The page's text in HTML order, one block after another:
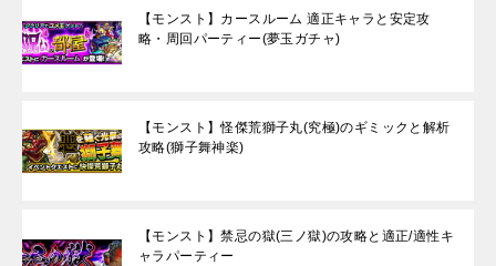
【モンスト】カースルーム 適正キャラと安定攻
略・周回パーティー(夢玉ガチャ)
【モンスト】怪傑荒獅子丸(究極)のギミックと解析
攻略(獅子舞神楽)
【モンスト】禁忌の獄(三ノ獄)の攻略と適正/適性キ
ャラパーティー